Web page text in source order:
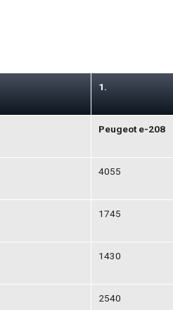
1.
Peugeot e-208
4055
1745
1430
2540